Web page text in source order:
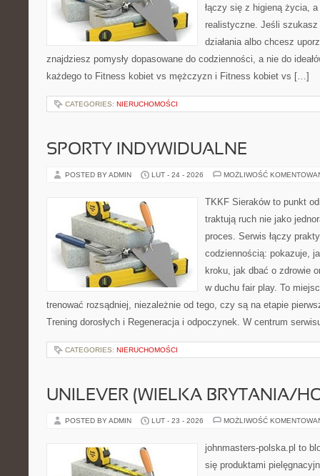
łączy się z higieną życia,
realistyczne. Jeśli
działania albo chcesz
znajdziesz pomysły dopasowane do codzienności, a nie do
każdego to Fitness kobiet vs mężczyzn i Fitness kobiet vs […]
CATEGORIES: NIERUCHOMOŚCI
SPORTY INDYWIDUALNE
POSTED BY ADMIN LUT - 24 - 2026 MOŻLIWOŚĆ
TKKF Sieraków to punkt
traktują ruch nie jako
proces. Serwis łączy
codziennością: pokazuje,
kroku, jak dbać o zdrowie
w duchu fair play. To
trenować rozsądniej, niezależnie od tego, czy są na etapie
Trening dorosłych i Regeneracja i odpoczynek. W centrum
CATEGORIES: NIERUCHOMOŚCI
UNILEVER (WIELKA BRYTANIA/
POSTED BY ADMIN LUT - 23 - 2026 MOŻLIWOŚĆ
johnmasters-polska.pl to
się produktami